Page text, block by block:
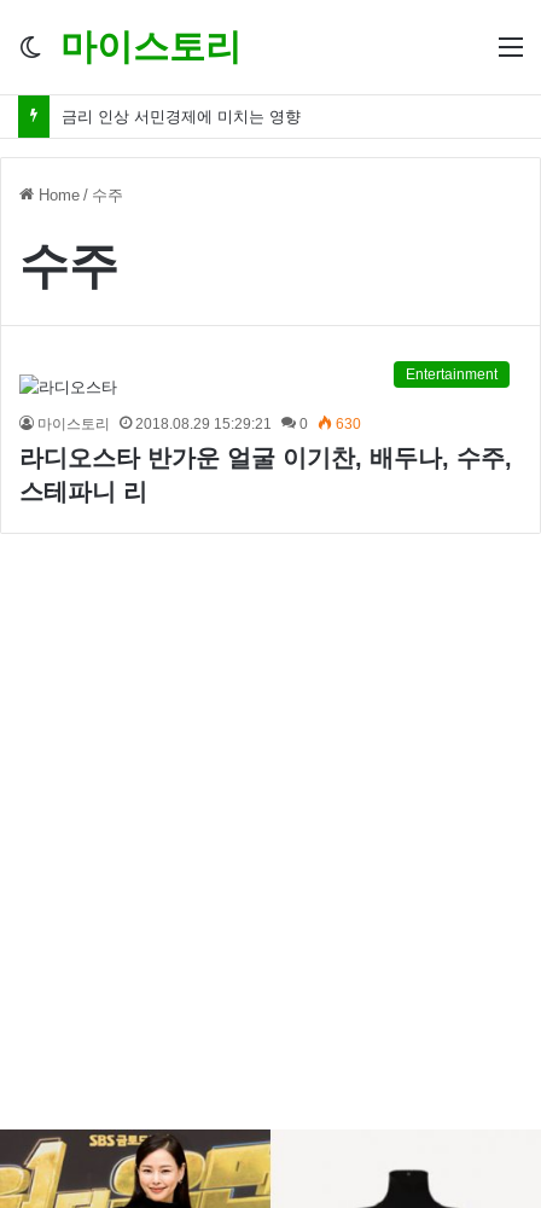
Switch
마이스토리
금리 인상 서민경제에 미치는 영향
Home / 수주
수주
Entertainment
마이스토리 2018.08.29 15:29:21 0 630
라디오스타 반가운 얼굴 이기찬, 배두나, 수주,
스테파니 리
하
늬